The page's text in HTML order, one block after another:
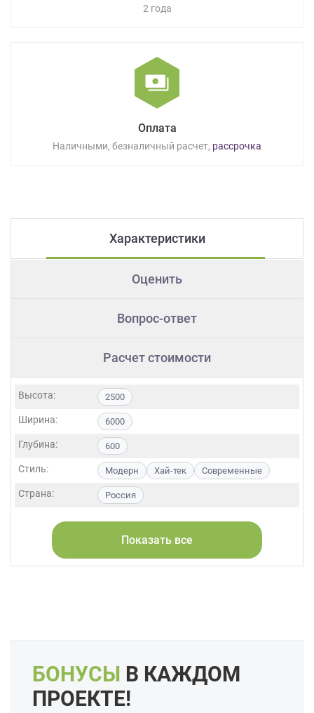
2 года
Оплата
Наличными, безналичный расчет, рассрочка
Характеристики
Оценить
Вопрос-ответ
Расчет стоимости
Высота: 2500
Ширина: 6000
Глубина: 600
Стиль: Модерн Хай-тек Современные
Страна: Россия
ЛДСП МДФ Пластик
Акрил
Пленка
Alvic / УФ лак
Отделка: Под дерево
Особенности: Встроенные
Показать все
БОНУСЫ В КАЖДОМ
ПРОЕКТЕ!